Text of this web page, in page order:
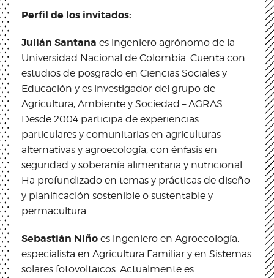
Perfil de los invitados:
Julián Santana es ingeniero agrónomo de la
Universidad Nacional de Colombia. Cuenta con
estudios de posgrado en Ciencias Sociales y
Educación y es investigador del grupo de
Agricultura, Ambiente y Sociedad – AGRAS.
Desde 2004 participa de experiencias
particulares y comunitarias en agriculturas
alternativas y agroecología, con énfasis en
seguridad y soberanía alimentaria y nutricional.
Ha profundizado en temas y prácticas de diseño
y planificación sostenible o sustentable y
permacultura.
Sebastián Niño es ingeniero en Agroecología,
especialista en Agricultura Familiar y en Sistemas
solares fotovoltaicos. Actualmente es